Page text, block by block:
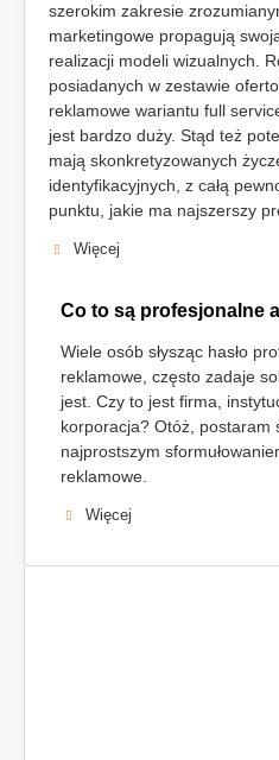
szerokim zakresie
marketingowe propagują
realizacji modeli wizualnych.
posiadanych w zestawie
reklamowe wariantu full
jest bardzo duży. Stąd też
mają skonkretyzowanych
identyfikacyjnych, z całą
punktu, jakie ma najszerszy
Więcej
Co to są profesjonalne
Wiele osób słysząc hasło
reklamowe, często zadaje
jest. Czy to jest firma,
korporacja? Otóż, postaram
najprostszym
reklamowe.
Więcej